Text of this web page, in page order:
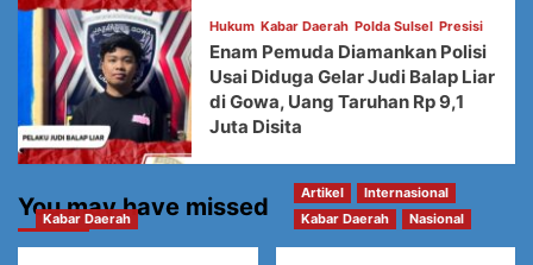
Hukum Kabar Daerah Polda Sulsel Presisi
Enam Pemuda Diamankan Polisi
Usai Diduga Gelar Judi Balap Liar
di Gowa, Uang Taruhan Rp 9,1
Juta Disita
You may have missed
Kabar Daerah
Artikel
Internasional
Kabar Daerah
Nasional